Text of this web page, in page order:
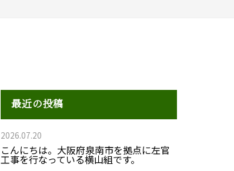
最近の投稿
2026.07.20
こんにちは。大阪府泉南市を拠点に左官
工事を行なっている横山組です。